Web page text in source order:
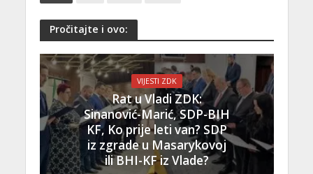
Pročitajte i ovo:
VIJESTI ZDK
Rat u Vladi ZDK:
Sinanović-Marić, SDP-BIH
KF, Ko prije leti van? SDP
iz zgrade u Masarykovoj
ili BHI-KF iz Vlade?